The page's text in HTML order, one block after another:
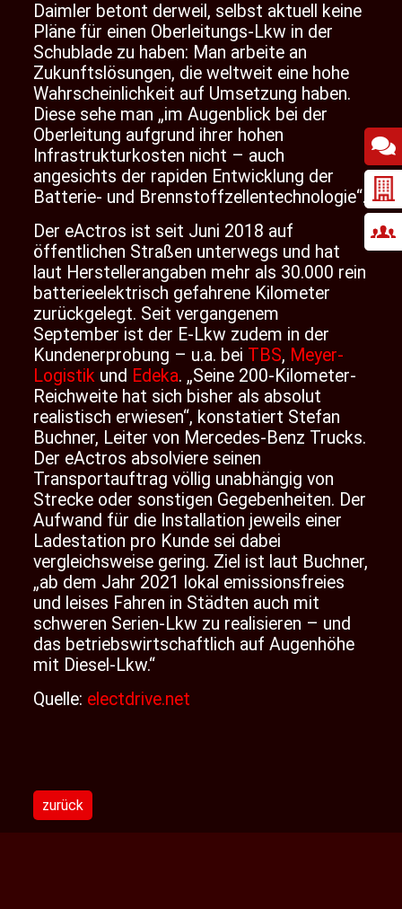
Daimler betont derweil, selbst aktuell keine
Pläne für einen Oberleitungs-Lkw in der
Schublade zu haben: Man arbeite an
Zukunftslösungen, die weltweit eine hohe
Wahrscheinlichkeit auf Umsetzung haben.
Diese sehe man „im Augenblick bei der
Oberleitung aufgrund ihrer hohen
Infrastrukturkosten nicht – auch
angesichts der rapiden Entwicklung der
Batterie- und Brennstoffzellentechnologie“.
Der eActros ist seit Juni 2018 auf
öffentlichen Straßen unterwegs und hat
laut Herstellerangaben mehr als 30.000 rein
batterieelektrisch gefahrene Kilometer
zurückgelegt. Seit vergangenem
September ist der E-Lkw zudem in der
Kundenerprobung – u.a. bei TBS, Meyer-
Logistikund Edeka. „Seine 200-Kilometer-
Reichweite hat sich bisher als absolut
realistisch erwiesen“, konstatiert Stefan
Buchner, Leiter von Mercedes-Benz Trucks.
Der eActros absolviere seinen
Transportauftrag völlig unabhängig von
Strecke oder sonstigen Gegebenheiten. Der
Aufwand für die Installation jeweils einer
Ladestation pro Kunde sei dabei
vergleichsweise gering. Ziel ist laut Buchner,
„ab dem Jahr 2021 lokal emissionsfreies
und leises Fahren in Städten auch mit
schweren Serien-Lkw zu realisieren – und
das betriebswirtschaftlich auf Augenhöhe
mit Diesel-Lkw.“
Quelle: electdrive.net
zurück